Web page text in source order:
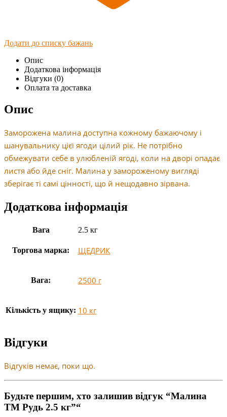
Додати до списку бажань
Опис
Додаткова інформація
Відгуки (0)
Оплата та доставка
Опис
Заморожена малина доступна кожному бажаючому і
шанувальнику цієї ягоди цілий рік. Не потрібно
обмежувати себе в улюбленій ягоді, коли на дворі опадає
листя або йде сніг. Малина у замороженому вигляді
зберігає ті самі цінності, що й нещодавно зірвана.
Додаткова інформація
Вага 2.5 кг
Торгова марка: ЩЕДРИК
Вага: 2500 г
Кількість у ящику: 10 кг
Відгуки
Відгуків немає, поки що.
Будьте першим, хто залишив відгук “Малина
ТМ Рудь 2.5 кг”“